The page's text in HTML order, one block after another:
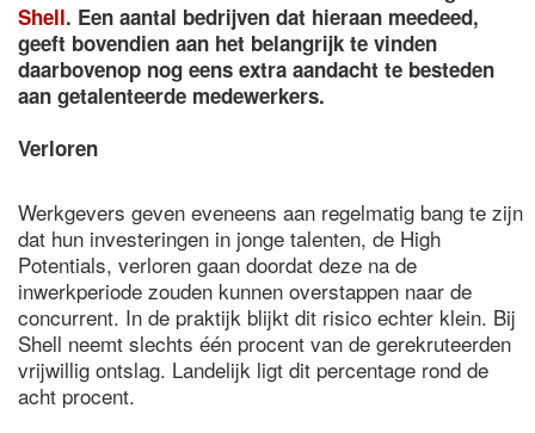
Shell. Een aantal bedrijven dat hieraan meedeed,
geeft bovendien aan het belangrijk te vinden
daarbovenop nog eens extra aandacht te besteden
aan getalenteerde medewerkers.
Verloren
Werkgevers geven eveneens aan regelmatig bang te zijn
dat hun investeringen in jonge talenten, de High
Potentials, verloren gaan doordat deze na de
inwerkperiode zouden kunnen overstappen naar de
concurrent. In de praktijk blijkt dit risico echter klein. Bij
Shell neemt slechts één procent van de gerekruteerden
vrijwillig ontslag. Landelijk ligt dit percentage rond de
acht procent.